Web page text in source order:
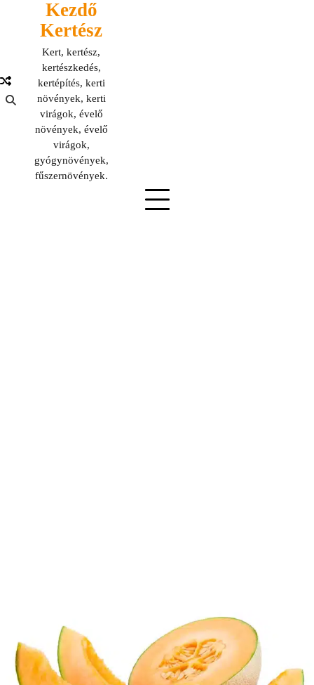
Kezdő
Kertész
Kert, kertész,
kertészkedés,
kertépítés, kerti
növények, kerti
virágok, évelő
növények, évelő
virágok,
gyógynövények,
fűszernövények.